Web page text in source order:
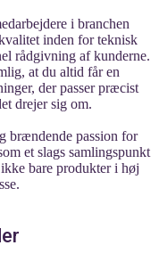
i branchen
inden for teknisk
rådgivning af kunderne.
at du altid får en
der passer præcist
drejer sig om.
brændende passion for
et slags samlingspunkt
bare produkter i høj